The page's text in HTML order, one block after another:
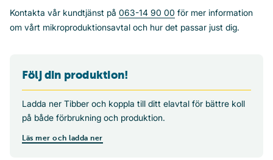
Kontakta vår kundtjänst på 063-14 90 00 för mer information
om vårt mikroproduktionsavtal och hur det passar just dig.
Följ din produktion!
Ladda ner Tibber och koppla till ditt elavtal för bättre koll
på både förbrukning och produktion.
Läs mer och ladda ner